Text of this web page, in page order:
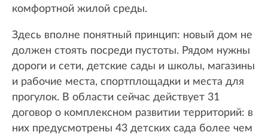
комфортной жилой среды.
Здесь вполне понятный принцип: новый дом не
должен стоять посреди пустоты. Рядом нужны
дороги и сети, детские сады и школы, магазины
и рабочие места, спортплощадки и места для
прогулок. В области сейчас действует 31
договор о комплексном развитии территорий: в
них предусмотрены 43 детских сада более чем